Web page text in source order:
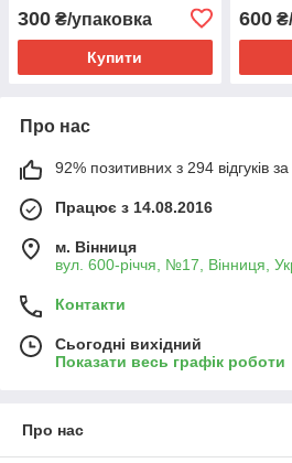
300 ₴/упаковка
Купити
600₴/
Про нас
92% позитивних з 294 відгуків за
Працює з 14.08.2016
м. Вінниця
вул. 600-річчя, №17, Вінниця,
Контакти
Сьогодні вихідний
Показати весь графік роботи
Про нас